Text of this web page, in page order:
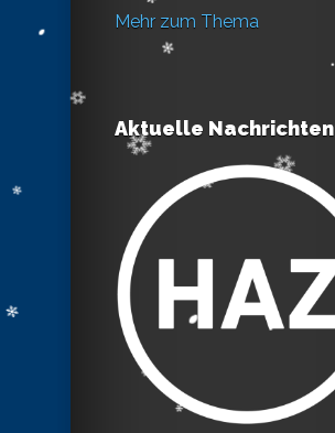
Mehr zum Thema
Aktuelle Nachrichten